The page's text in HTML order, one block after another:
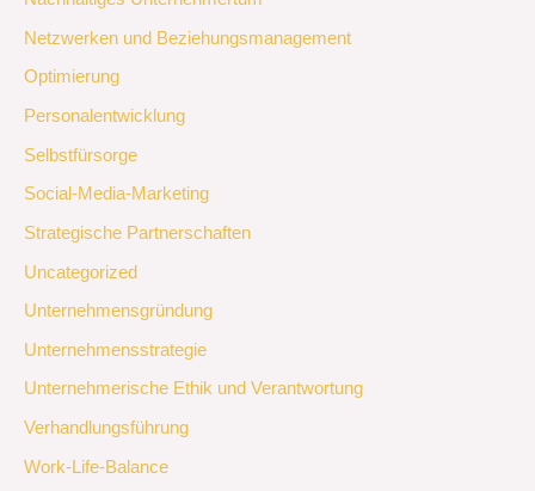
Netzwerken und Beziehungsmanagement
Optimierung
Personalentwicklung
Selbstfürsorge
Social-Media-Marketing
Strategische Partnerschaften
Uncategorized
Unternehmensgründung
Unternehmensstrategie
Unternehmerische Ethik und Verantwortung
Verhandlungsführung
Work-Life-Balance